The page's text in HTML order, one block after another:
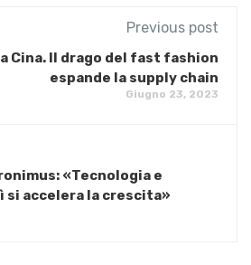
Previous post
Cina. Il drago del fast fashion
espande la supply chain
Giugno 23, 2023
«Tecnologia e
accelera la crescita»